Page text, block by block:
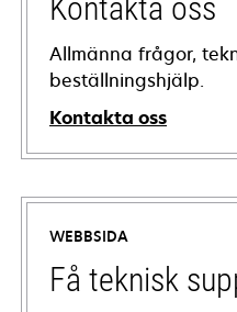
Kontakta oss
Allmänna frågor,
beställningshjälp.
Kontakta oss
WEBBSIDA
Få teknisk